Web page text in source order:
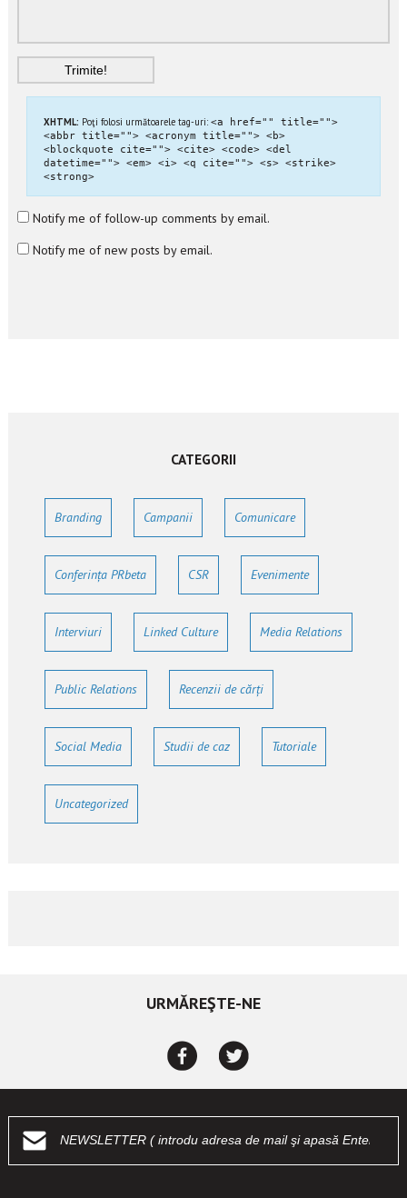
XHTML: Poţi folosi următoarele tag-uri: <a href="" title="">
<abbr title=""> <acronym title=""> <b>
<blockquote cite=""> <cite> <code> <del
datetime=""> <em> <i> <q cite=""> <s> <strike>
<strong>
Notify me of follow-up comments by email.
Notify me of new posts by email.
CATEGORII
Branding Campanii Comunicare
Conferința PRbeta CSR Evenimente
Interviuri Linked Culture Media Relations
Public Relations Recenzii de cărți
Social Media Studii de caz Tutoriale
Uncategorized
URMĂREŞTE-NE